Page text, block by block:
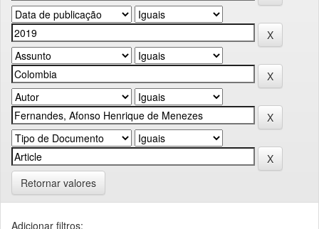
Retornar valores
Adicionar filtros: